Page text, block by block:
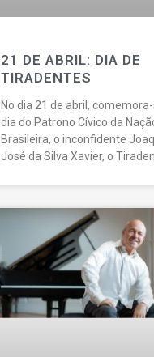
21 DE ABRIL: DIA DE
TIRADENTES
No dia 21 de abril,
dia do Patrono Cívico da
Brasileira, o inconfidente
José da Silva Xavier, o